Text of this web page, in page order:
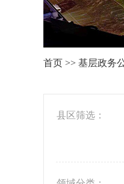
首页 >> 基层政务
县区筛选：